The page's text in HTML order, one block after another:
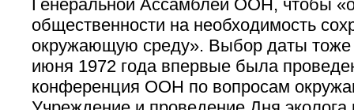
Генеральной Ассамблеи ООН, чтобы
общественности на необходимость
окружающую среду». Выбор даты тоже
июня 1972 года впервые была
конференция ООН по вопросам